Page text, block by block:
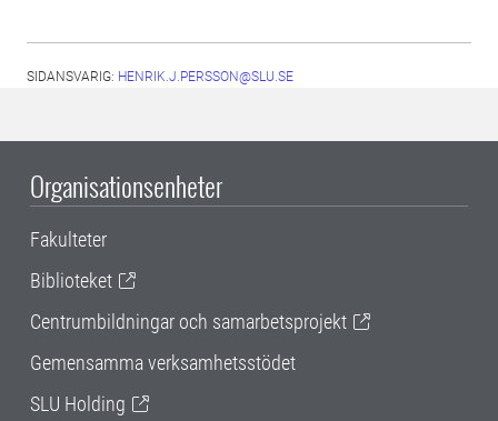
SIDANSVARIG: HENRIK.J.PERSSON@SLU.SE
Organisationsenheter
Fakulteter
Biblioteket
Centrumbildningar och samarbetsprojekt
Gemensamma verksamhetsstödet
SLU Holding